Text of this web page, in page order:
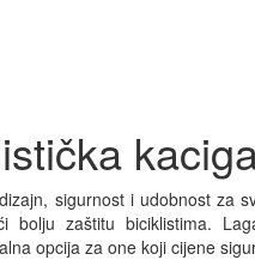
sigurnost i udobnost za
zaštitu biciklistima.
opcija za one koji cijene